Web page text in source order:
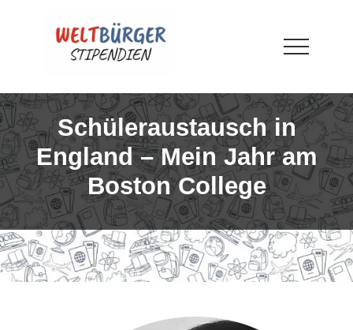
Stipendien
Menu
Schüleraustausch in
England – Mein Jahr am
Boston College